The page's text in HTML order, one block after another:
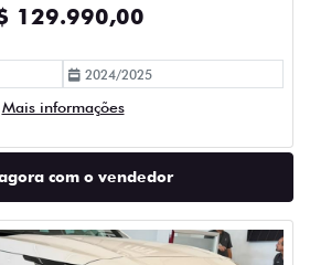
129.990,00
2024/2025
Mais informações
com o vendedor